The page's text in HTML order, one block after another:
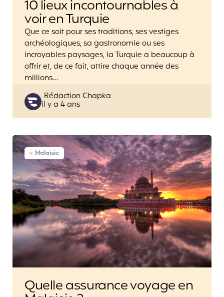
10 lieux incontournables à
voir en Turquie
Que ce soit pour ses traditions, ses vestiges
archéologiques, sa gastronomie ou ses
incroyables paysages, la Turquie a beaucoup à
offrir et, de ce fait, attire chaque année des
millions…
Posted
by
Rédaction Chapka
il y a 4 ans
Malaisie
Quelle assurance voyage en